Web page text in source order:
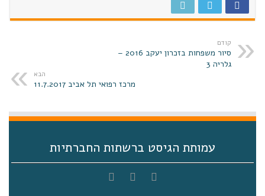
קודם
סיור משפחות בזכרון יעקב 2016 –
גלריה 3
הבא
מרכז רפואי תל אביב 11.7.2017
עמותת הגיסט ברשתות החברתיות